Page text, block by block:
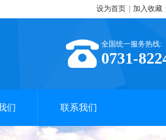
设为首页 加入收藏
全国统一服务热线:
0731-
们 联系我们